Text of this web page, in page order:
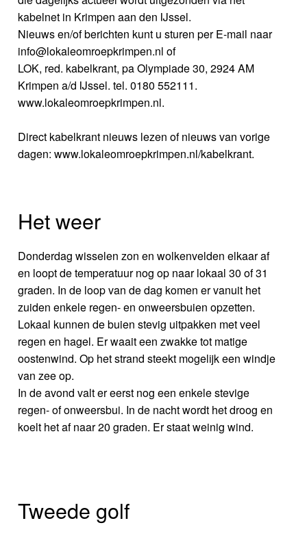
kabelnet in Krimpen aan den IJssel.
Nieuws en/of berichten kunt u sturen per E-mail naar
info@lokaleomroepkrimpen.nl of
LOK, red. kabelkrant, pa Olympiade 30, 2924 AM
Krimpen a/d IJssel. tel. 0180 552111.
www.lokaleomroepkrimpen.nl.
Direct kabelkrant nieuws lezen of nieuws van vorige
dagen: www.lokaleomroepkrimpen.nl/kabelkrant.
Het weer
Donderdag wisselen zon en wolkenvelden elkaar af
en loopt de temperatuur nog op naar lokaal 30 of 31
graden. In de loop van de dag komen er vanuit het
zuiden enkele regen- en onweersbuien opzetten.
Lokaal kunnen de buien stevig uitpakken met veel
regen en hagel. Er waait een zwakke tot matige
oostenwind. Op het strand steekt mogelijk een windje
van zee op.
In de avond valt er eerst nog een enkele stevige
regen- of onweersbui. In de nacht wordt het droog en
koelt het af naar 20 graden. Er staat weinig wind.
Tweede golf